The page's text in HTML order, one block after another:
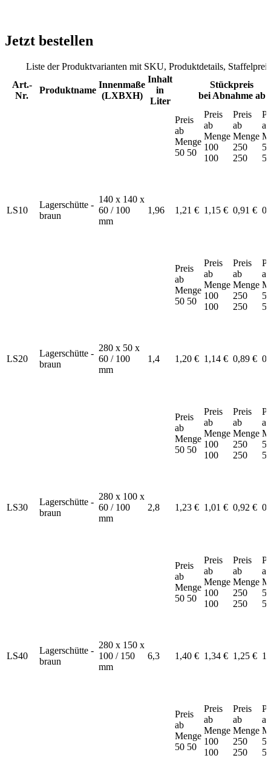
Jetzt bestellen
Liste der Produktvarianten mit SKU, Produktdetails,
Art.-
Nr.
Produktname
Innenmaße
(LXBXH)
Inhalt
in
Liter
Stückpreis
bei Abnahme ab
Preis
ab
Menge
50 50
Preis
ab
Menge
100
100
Preis
ab
Menge
250
250
ab
LS10
Lagerschütte -
braun
140 x 140 x
60 / 100
mm
1,96 1,21 € 1,15 € 0,91 €
Preis
ab
Menge
50 50
Preis
ab
Menge
100
100
Preis
ab
Menge
250
250
ab
LS20
Lagerschütte -
braun
280 x 50 x
60 / 100
mm
1,4 1,20 € 1,14 € 0,89 €
Preis
ab
Menge
50 50
Preis
ab
Menge
100
100
Preis
ab
Menge
250
250
ab
LS30
Lagerschütte -
braun
280 x 100 x
60 / 100
mm
2,8 1,23 € 1,01 € 0,92 €
Preis
ab
Menge
50 50
Preis
ab
Menge
100
100
Preis
ab
Menge
250
250
ab
LS40
Lagerschütte -
braun
280 x 150 x
100 / 150
mm
6,3 1,40 € 1,34 € 1,25 €
Preis
ab
Menge
50 50
Preis
ab
Menge
100
100
Preis
ab
Menge
250
250
ab